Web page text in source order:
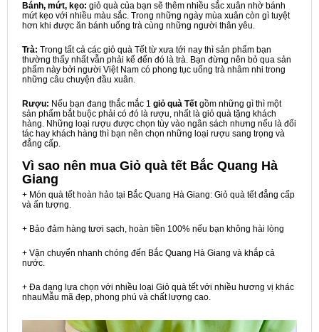
Bánh, mứt, kẹo: giỏ quà của bạn sẽ thêm nhiều sắc xuân nhờ bánh
mứt kẹo với nhiều màu sắc. Trong những ngày mùa xuân còn gì tuyệt
hơn khi được ăn bánh uống trà cùng những người thân yêu.
Trà: Trong tất cả các giỏ quà Tết từ xưa tới nay thì sản phẩm bạn
thường thấy nhất vẫn phải kể đến đó là trà. Bạn đừng nên bỏ qua sản
phẩm này bởi người Việt Nam có phong tục uống trà nhâm nhi trong
những câu chuyện đầu xuân.
Rượu: Nếu bạn đang thắc mắc 1 giỏ quà Tết gồm những gì thì một
sản phẩm bắt buộc phải có đó là rượu, nhất là giỏ quà tặng khách
hàng. Những loại rượu được chọn tùy vào ngân sách nhưng nếu là đối
tác hay khách hàng thì bạn nên chọn những loại rượu sang trọng và
đẳng cấp.
Vì sao nên mua Giỏ quà tết Bắc Quang Hà
Giang
+ Món quà tết hoàn hảo tại Bắc Quang Hà Giang: Giỏ quà tết đẳng cấp
và ấn tượng.
+ Bảo đảm hàng tươi sạch, hoàn tiền 100% nếu bạn không hài lòng
+ Vận chuyển nhanh chóng đến Bắc Quang Hà Giang và khắp cả
nước.
+ Đa dạng lựa chọn với nhiều loại Giỏ quà tết với nhiều hương vị khác
nhauMẫu mã đẹp, phong phú và chất lượng cao.